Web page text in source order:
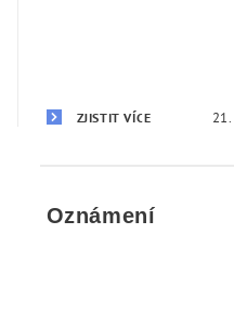
ZJISTIT VÍCE
Oznámení